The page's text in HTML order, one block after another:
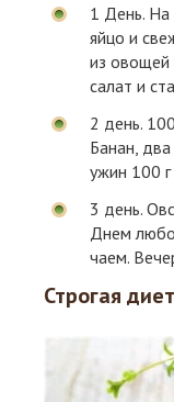
1 День. На
яйцо и
из овощей
салат и
2 день.
Банан,
ужин 100 г
3 день.
Днем
чаем.
Строгая